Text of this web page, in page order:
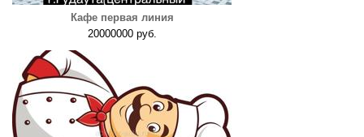
Кафе первая линия
20000000 руб.